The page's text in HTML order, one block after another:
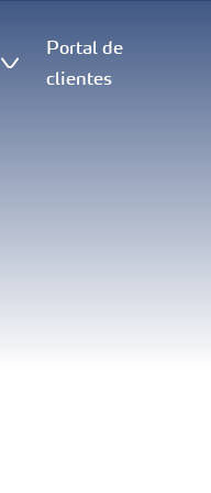
Portal de
clientes